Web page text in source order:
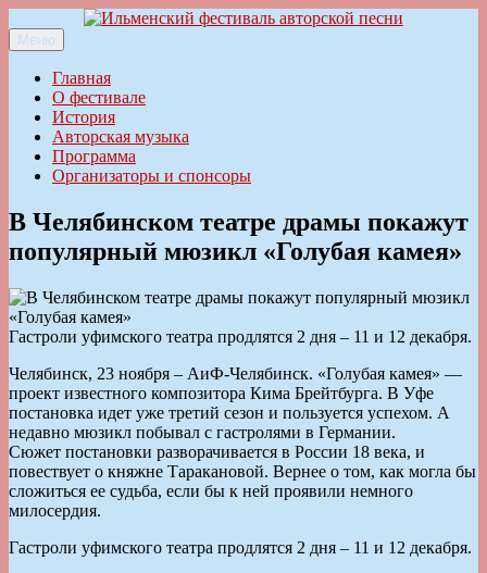
к
содержимому
Ильменский фестиваль авторской песни
Меню
Главная
О фестивале
История
Авторская музыка
Программа
Организаторы и спонсоры
В Челябинском театре драмы покажут
популярный мюзикл «Голубая камея»
Гастроли уфимского театра продлятся 2 дня – 11 и 12 декабря.
Челябинск, 23 ноября – АиФ-Челябинск. «Голубая камея» —
проект известного композитора Кима Брейтбурга. В Уфе
постановка идет уже третий сезон и пользуется успехом. А
недавно мюзикл побывал с гастролями в Германии.
Сюжет постановки разворачивается в России 18 века, и
повествует о княжне Таракановой. Вернее о том, как могла бы
сложиться ее судьба, если бы к ней проявили немного
милосердия.
Гастроли уфимского театра продлятся 2 дня – 11 и 12 декабря.